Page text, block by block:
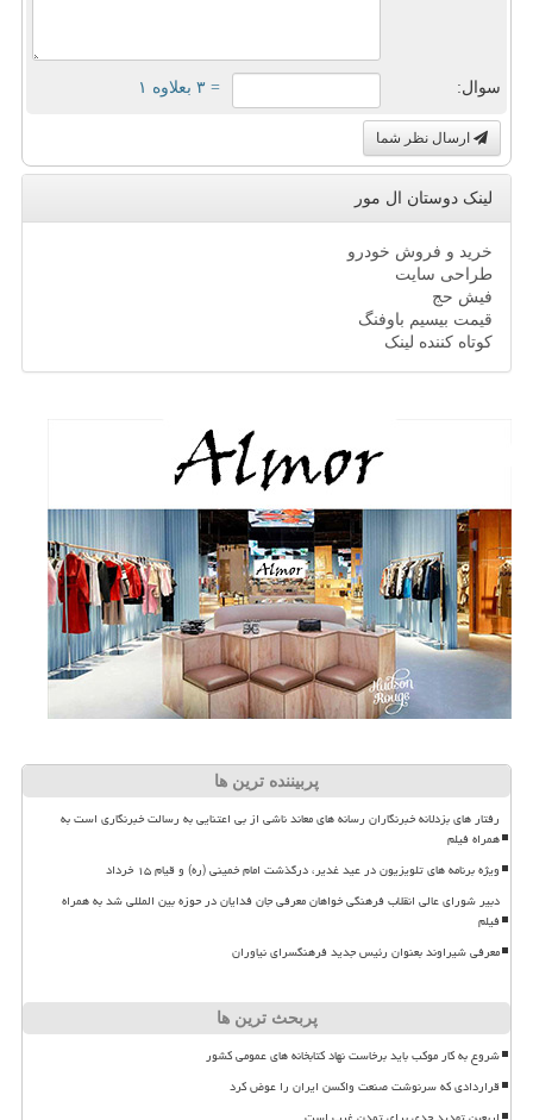
سوال: = ۳ بعلاوه ۱
ارسال نظر شما
لینک دوستان ال مور
خرید و فروش خودرو
طراحی سایت
فیش حج
قیمت بیسیم باوفنگ
کوتاه کننده لینک
پربیننده ترین ها
رفتار های بزدلانه خبرنگاران رسانه های معاند ناشی از بی اعتنایی به رسالت خبرنگاری است به
همراه فیلم
ویژه برنامه های تلویزیون در عید غدیر، درگذشت امام خمینی (ره) و قیام ۱۵ خرداد
دبیر شورای عالی انقلاب فرهنگی خواهان معرفی جان فدایان در حوزه بین المللی شد به همراه
فیلم
معرفی شیراوند بعنوان رئیس جدید فرهنگسرای نیاوران
پربحث ترین ها
شروع به کار موکب باید برخاست نهاد کتابخانه های عمومی کشور
قراردادی که سرنوشت صنعت واکسن ایران را عوض کرد